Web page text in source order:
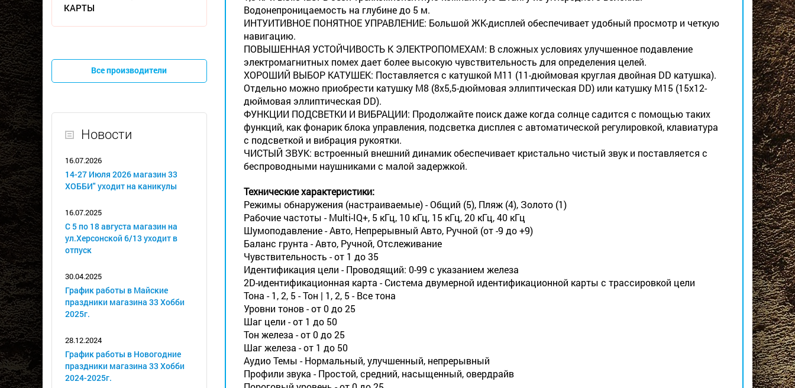
КАРТЫ
Все производители
Новости
16.07.2026
14-27 Июля 2026 магазин 33
ХОББИ" уходит на каникулы
16.07.2025
С 5 по 18 августа магазин на
ул.Херсонской 6/13 уходит в
отпуск
30.04.2025
График работы в Майские
праздники магазина 33 Хобби
2025г.
28.12.2024
График работы в Новогодние
праздники магазина 33 Хобби
2024-2025г.
Водонепроницаемость на глубине до 5 м.
ИНТУИТИВНОЕ ПОНЯТНОЕ УПРАВЛЕНИЕ: Большой ЖК-дисплей обеспечивает удобный просмотр и четкую
навигацию.
ПОВЫШЕННАЯ УСТОЙЧИВОСТЬ К ЭЛЕКТРОПОМЕХАМ: В сложных условиях улучшенное подавление
электромагнитных помех дает более высокую чувствительность для определения целей.
ХОРОШИЙ ВЫБОР КАТУШЕК: Поставляется с катушкой M11 (11-дюймовая круглая двойная DD катушка).
Отдельно можно приобрести катушку M8 (8x5,5-дюймовая эллиптическая DD) или катушку M15 (15x12-
дюймовая эллиптическая DD).
ФУНКЦИИ ПОДСВЕТКИ И ВИБРАЦИИ: Продолжайте поиск даже когда солнце садится с помощью таких
функций, как фонарик блока управления, подсветка дисплея с автоматической регулировкой, клавиатура
с подсветкой и вибрация рукоятки.
ЧИСТЫЙ ЗВУК: встроенный внешний динамик обеспечивает кристально чистый звук и поставляется с
беспроводными наушниками с малой задержкой.
Технические характеристики:
Режимы обнаружения (настраиваемые) - Общий (5), Пляж (4), Золото (1)
Рабочие частоты - Multi-IQ+, 5 кГц, 10 кГц, 15 кГц, 20 кГц, 40 кГц
Шумоподавление - Авто, Непрерывный Авто, Ручной (от -9 до +9)
Баланс грунта - Авто, Ручной, Отслеживание
Чувствительность - от 1 до 35
Идентификация цели - Проводящий: 0-99 с указанием железа
2D-идентификационная карта - Система двумерной идентификационной карты с трассировкой цели
Тона - 1, 2, 5 - Тон | 1, 2, 5 - Все тона
Уровни тонов - от 0 до 25
Шаг цели - от 1 до 50
Тон железа - от 0 до 25
Шаг железа - от 1 до 50
Аудио Темы - Нормальный, улучшенный, непрерывный
Профили звука - Простой, средний, насыщенный, овердрайв